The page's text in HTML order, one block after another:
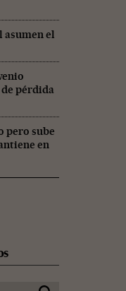
asumen el
de pérdida
pero sube
en